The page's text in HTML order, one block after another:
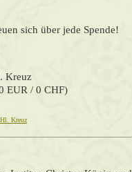
sich über jede Spende!
Kreuz
EUR / 0 CHF)
Kreuz